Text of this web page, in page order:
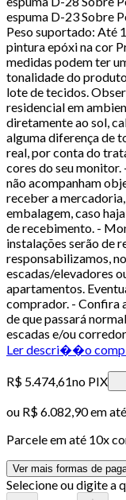
espuma D-23 Sobre
Peso suportado: Até
pintura epóxi na cor
medidas podem ter
tonalidade do
lote de tecidos.
residencial em
diretamente ao sol,
alguma diferença de
real, por conta do
cores do seu
não acompanham
receber a
embalagem, caso
de recebimento. -
instalações serão de
responsabilizamos,
escadas/elevadores
apartamentos.
comprador. - Confira
de que passará
escadas e/ou
Ler descri��o
R$ 5.474,61no PIX
ou R$ 6.082,90em até
Parcele em até 10x
Ver mais formas de
Selecione ou digite a